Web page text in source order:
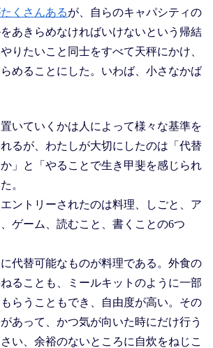
くさんあるが、自らのキャパシティの
あきらめなければいけないという帰結
りたいこと同士をすべて天秤にかけ、
めることにした。いわば、小さなかば
いていくかは人によって様々な基準を
るが、わたしが大切にしたのは「代替
」と「やることで生き甲斐を感じられ
。
ントリーされたのは料理、しごと、ア
ゲーム、読むこと、書くことの6つ
代替可能なものが料理である。外食の
ることも、ミールキットのように一部
らうこともでき、自由度が高い。その
あって、かつ気が向いた時にだけ行う
い、余裕のないところに自炊をねじこ